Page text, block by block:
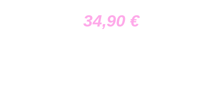
34,90 €